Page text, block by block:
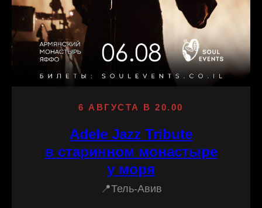
6 АВГУСТА В 20.00
Adele Jazz Tribute
в старинном монастыре
у моря
📍Тель-Авив